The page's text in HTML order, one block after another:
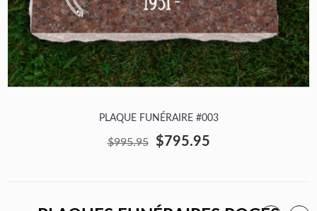
PLAQUE FUNÉRAIRE #003
$995.95 $795.95